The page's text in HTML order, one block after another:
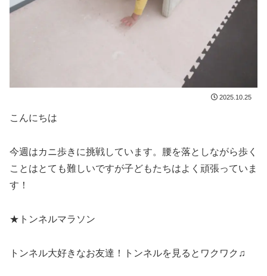
2025.10.25
こんにちは
今週はカニ歩きに挑戦しています。腰を落としながら歩く
ことはとても難しいですが子どもたちはよく頑張っていま
す！
★トンネルマラソン
トンネル大好きなお友達！トンネルを見るとワクワク♫